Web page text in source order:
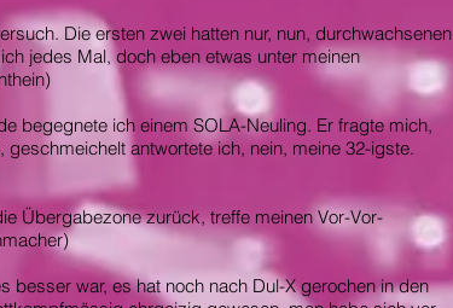
Die ersten zwei hatten nur, nun, durchwachsenen
jedes Mal, doch eben etwas unter meinen
begegnete ich einem SOLA-Neuling. Er fragte mich,
antwortete ich, nein, meine 32-igste.
Übergabezone zurück, treffe meinen Vor-Vor-
besser war, es hat noch nach Dul-X gerochen in den